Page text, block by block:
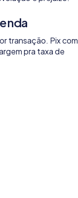
transação. Pix com
pra taxa de